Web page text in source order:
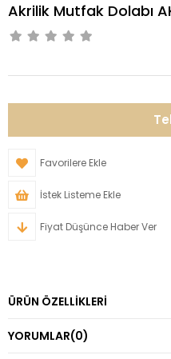
Akrilik Mutfak Dolabı
Favorilere Ekle
İstek Listeme Ekle
Fiyat Düşünce Haber Ver
ÜRÜN ÖZELLIKLERI
YORUMLAR(0)